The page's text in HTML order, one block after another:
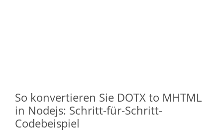
So konvertieren Sie DOTX to MHTML
in Nodejs: Schritt-für-Schritt-
Codebeispiel